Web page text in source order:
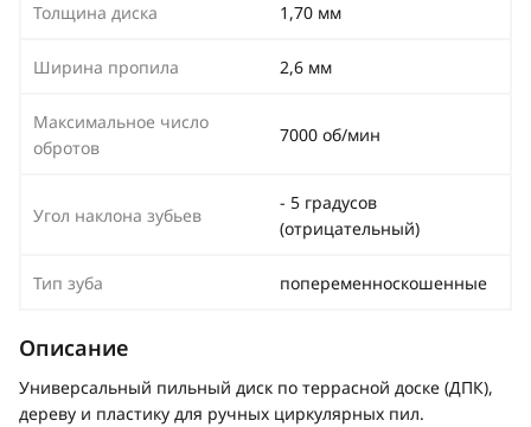
Толщина диска 1,70 мм
Ширина пропила 2,6 мм
Максимальное число
обротов
7000 об/мин
Угол наклона зубьев
- 5 градусов
(отрицательный)
Тип зуба попеременноскошенные
Описание
Универсальный пильный диск по террасной доске (ДПК),
дереву и пластику для ручных циркулярных пил.